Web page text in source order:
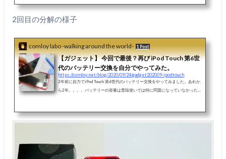
換をしましたが、工具も買ったし（安かったけど、、）ついでにipodtouchもバ
ッテリー交換して見るか！と、元エンジニア魂に火がつき（笑）やってみまし
2回目の分解の様子
comloy labo -walking around the world- 1 Post
【ガジェット】 今回で最後？再び iPod Touch 第6世
代のバッテリー交換を自分でやってみた。
https://comloy.net/blog/2020/09/24/gadget202009-ipodtouch
2年前に自力でiPod Touch 第6世代のバッテリー交換をやってみました。あれか
ら2年。。。。バッテリーの容量は普段使いでは特に問題になっていなかった
ということで、再度バッテリー交換をやってみました。2回目なので今回はス
ムーズ。後2年は延命できたかな？（笑）5年前のiOSデバイスも結構使える「i